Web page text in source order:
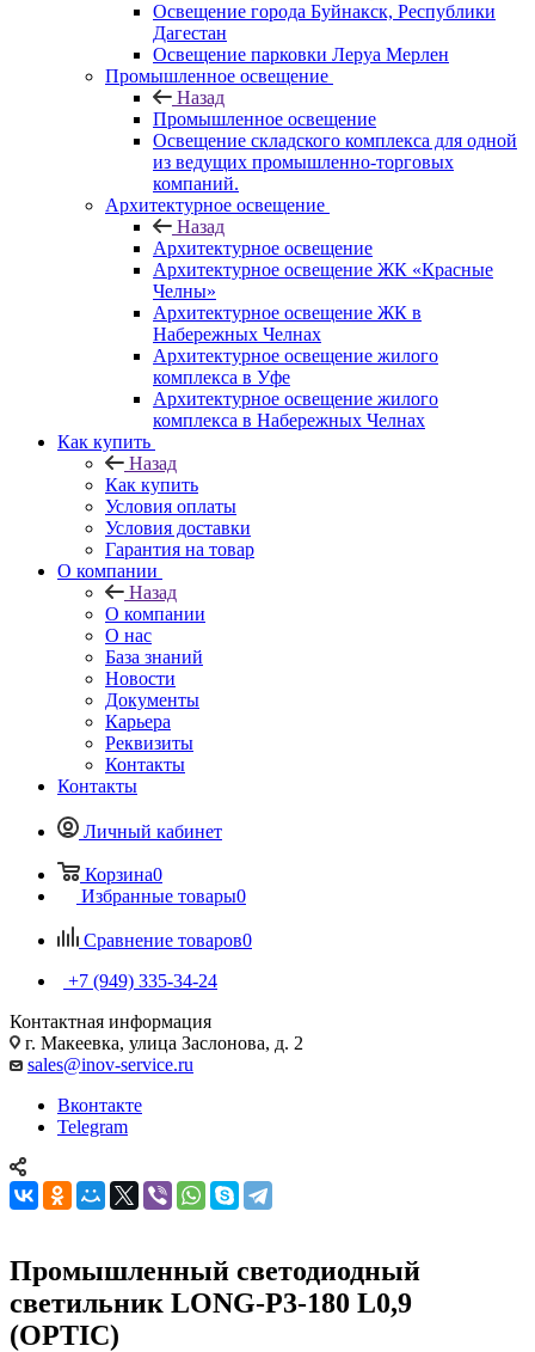
Освещение города Буйнакск, Республики
Дагестан
Освещение парковки Леруа Мерлен
Промышленное освещение
Назад
Промышленное освещение
Освещение складского комплекса для одной
из ведущих промышленно-торговых
компаний.
Архитектурное освещение
Назад
Архитектурное освещение
Архитектурное освещение ЖК «Красные
Челны»
Архитектурное освещение ЖК в
Набережных Челнах
Архитектурное освещение жилого
комплекса в Уфе
Архитектурное освещение жилого
комплекса в Набережных Челнах
Как купить
Назад
Как купить
Условия оплаты
Условия доставки
Гарантия на товар
О компании
Назад
О компании
О нас
База знаний
Новости
Документы
Карьера
Реквизиты
Контакты
Контакты
Личный кабинет
Корзина0
Избранные товары0
Сравнение товаров0
+7 (949) 335-34-24
Контактная информация
г. Макеевка, улица Заслонова, д. 2
sales@inov-service.ru
Вконтакте
Telegram
Промышленный светодиодный
светильник LONG-P3-180 L0,9
(OPTIC)